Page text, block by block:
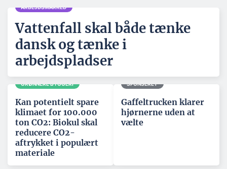
ARBEJDSMARKED
Vattenfall skal både tænke
dansk og tænke i
arbejdspladser
GRØNNERE BYGGERI
Kan potentielt spare
klimaet for 100.000
ton CO2: Biokul skal
reducere CO2-
aftrykket i populært
materiale
SPONSERET
Gaffeltrucken klarer
hjørnerne uden at
vælte